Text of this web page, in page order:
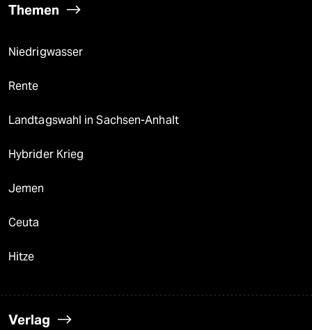
Themen
Niedrigwasser
Rente
Landtagswahl in Sachsen-Anhalt
Hybrider Krieg
Jemen
Ceuta
Hitze
Verlag